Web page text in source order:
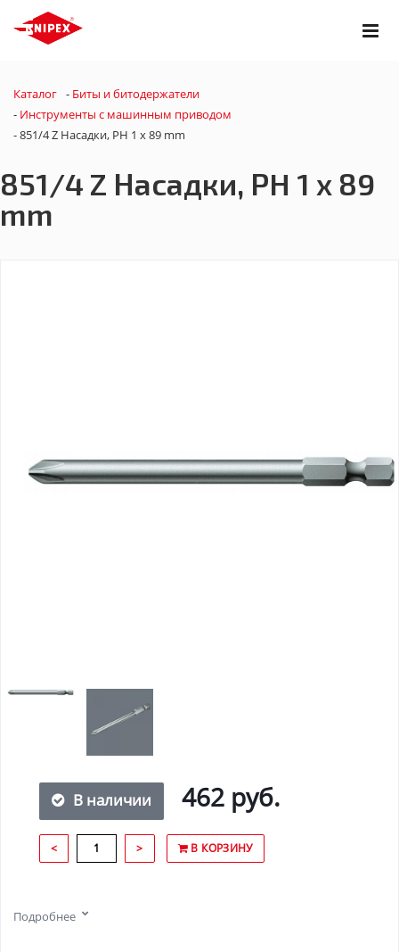
Каталог - Биты и битодержатели
- Инструменты с машинным приводом
-851/4 Z Насадки, PH 1 x 89 mm
851/4 Z Насадки, PH 1 x 89
mm
В наличии 462 руб.
< > В КОРЗИНУ
Подробнее